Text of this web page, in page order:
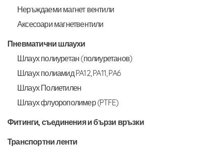
Неръждаеми магнет вентили
Аксесоари магнетвентили
Пневматични шлаухи
Шлаух полиуретан (полиуретанов)
Шлаух полиамид PA12, PA11, PA6
Шлаух Полиетилен
Шлаух флуорополимер (PTFE)
Фитинги, съединения и бързи връзки
Транспортни ленти